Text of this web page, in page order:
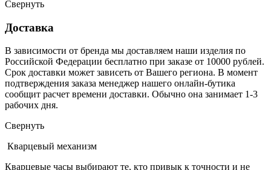
Свернуть
Доставка
В зависимости от бренда мы доставляем наши изделия по
Российской Федерации бесплатно при заказе от 10000 рублей.
Срок доставки может зависеть от Вашего региона. В момент
подтверждения заказа менеджер нашего онлайн-бутика
сообщит расчет времени доставки. Обычно она занимает 1-3
рабочих дня.
Свернуть
Кварцевый механизм
Кварцевые часы выбирают те, кто привык к точности и не